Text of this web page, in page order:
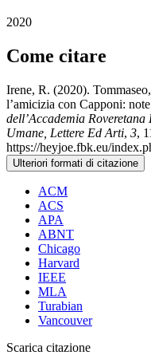
2020
Come citare
Irene, R. (2020).
l’amicizia con Capponi:
dell’Accademia
Umane, Lettere Ed Arti, 3,
https://heyjoe.fbk.eu/
Ulteriori formati di citazione
ACM
ACS
APA
ABNT
Chicago
Harvard
IEEE
MLA
Turabian
Vancouver
Scarica citazione